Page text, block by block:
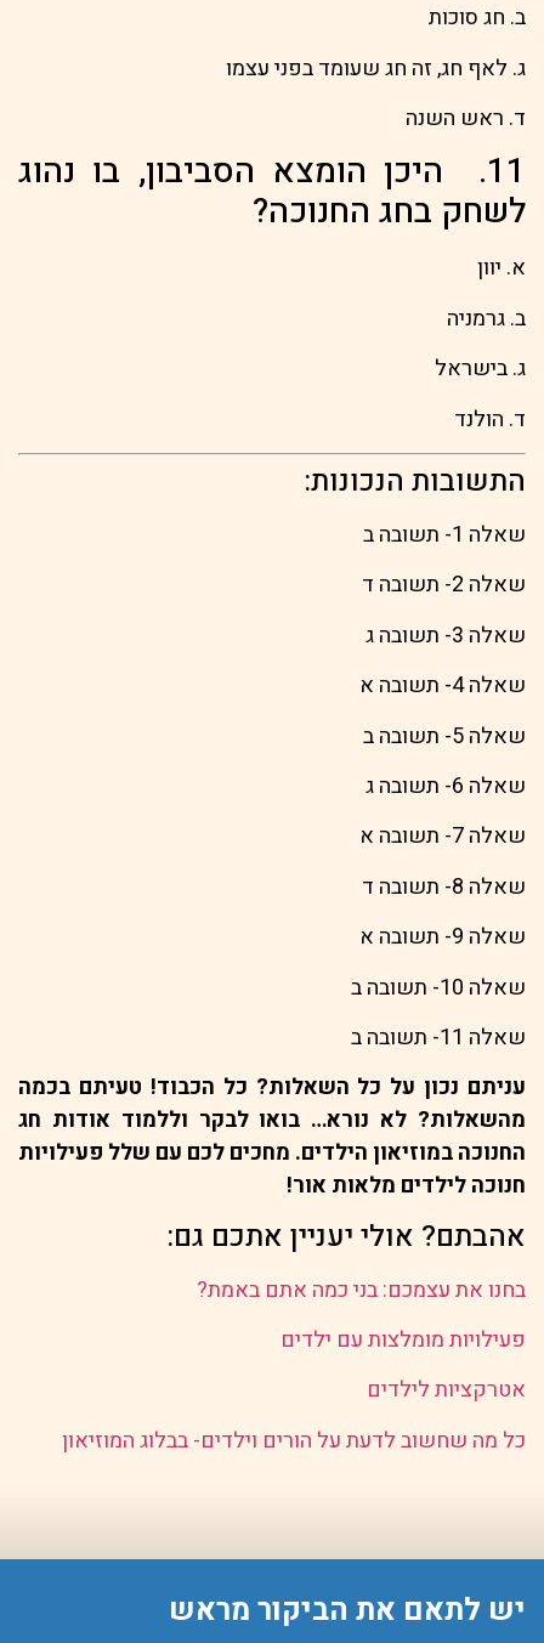
ב. חג סוכות
ג. לאף חג, זה חג שעומד בפני עצמו
ד. ראש השנה
11. היכן הומצא הסביבון, בו נהוג
לשחק בחג החנוכה?
א. יוון
ב. גרמניה
ג. בישראל
ד. הולנד
התשובות הנכונות:
שאלה 1- תשובה ב
שאלה 2- תשובה ד
שאלה 3- תשובה ג
שאלה 4- תשובה א
שאלה 5- תשובה ב
שאלה 6- תשובה ג
שאלה 7- תשובה א
שאלה 8- תשובה ד
שאלה 9- תשובה א
שאלה 10- תשובה ב
שאלה 11- תשובה ב
עניתם נכון על כל השאלות? כל הכבוד! טעיתם בכמה
מהשאלות? לא נורא… בואו לבקר וללמוד אודות חג
החנוכה במוזיאון הילדים. מחכים לכם עם שלל פעילויות
חנוכה לילדים מלאות אור!
אהבתם? אולי יעניין אתכם גם:
בחנו את עצמכם: בני כמה אתם באמת?
פעילויות מומלצות עם ילדים
אטרקציות לילדים
כל מה שחשוב לדעת על הורים וילדים- בבלוג המוזיאון
יש לתאם את הביקור מראש